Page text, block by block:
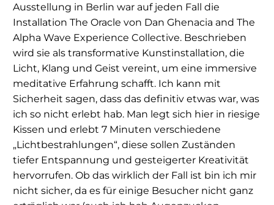
Ausstellung in Berlin war auf jeden Fall die
Installation The Oracle von Dan Ghenacia and The
Alpha Wave Experience Collective. Beschrieben
wird sie als transformative Kunstinstallation, die
Licht, Klang und Geist vereint, um eine immersive
meditative Erfahrung schafft. Ich kann mit
Sicherheit sagen, dass das definitiv etwas war, was
ich so nicht erlebt hab. Man legt sich hier in riesige
Kissen und erlebt 7 Minuten verschiedene
„Lichtbestrahlungen“, diese sollen Zuständen
tiefer Entspannung und gesteigerter Kreativität
hervorrufen. Ob das wirklich der Fall ist bin ich mir
nicht sicher, da es für einige Besucher nicht ganz